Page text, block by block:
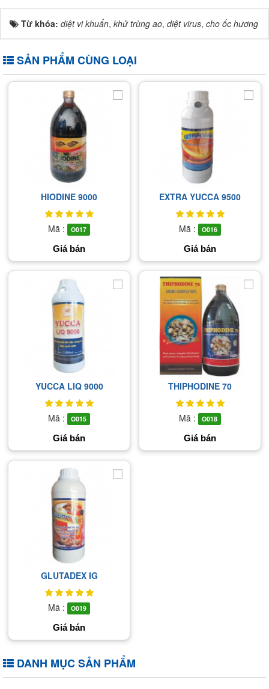
Từ khóa: diệt vi khuẩn, khử trùng ao, diệt virus, cho ốc hương
SẢN PHẨM CÙNG LOẠI
HIODINE 9000
Mã : O017
Giá bán
EXTRA YUCCA 9500
Mã : O016
Giá bán
YUCCA LIQ 9000
Mã : O015
Giá bán
THIPHODINE 70
Mã : O018
Giá bán
GLUTADEX IG
Mã : O019
Giá bán
DANH MỤC SẢN PHẨM